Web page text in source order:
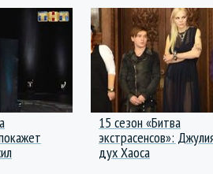
15 сезон «Битва
экстрасенсов»:
дух Хаоса